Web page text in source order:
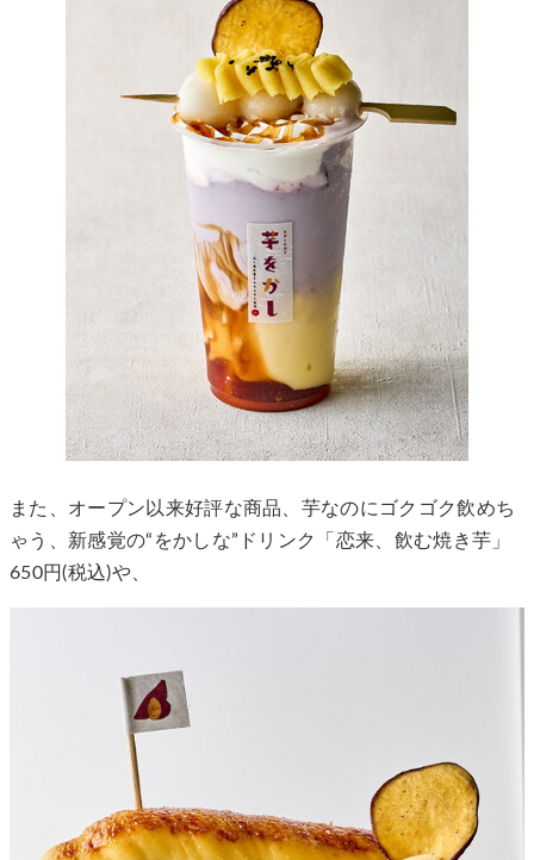
また、オープン以来好評な商品、芋なのにゴクゴク飲めち
ゃう、新感覚の“をかしな”ドリンク「恋来、飲む焼き芋」
650円(税込)や、